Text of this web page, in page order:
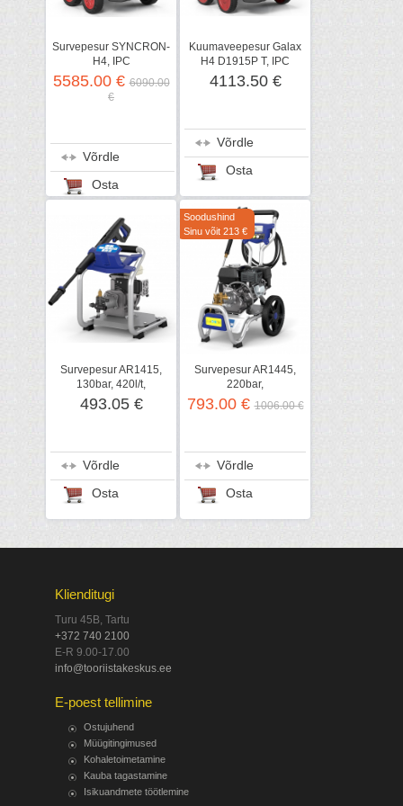
Survepesur SYNCRON-
H4, IPC
5585.00 €6090.00
€
Võrdle
Osta
Kuumaveepesur Galax
H4 D1915P T, IPC
4113.50 €
Võrdle
Osta
Survepesur AR1415,
130bar, 420l/t,
bensiinimootoriga
493.05 €
Võrdle
Osta
Soodushind
Sinu võit 213 €
Survepesur AR1445,
220bar,
660l/t,bensiinimootor
Rato EHR210
793.00 €1006.00 €
Võrdle
Osta
Klienditugi
Turu 45B, Tartu
+372 740 2100
E-R 9.00-17.00
info@tooriistakeskus.ee
E-poest tellimine
Ostujuhend
Müügitingimused
Kohaletoimetamine
Kauba tagastamine
Isikuandmete töötlemine